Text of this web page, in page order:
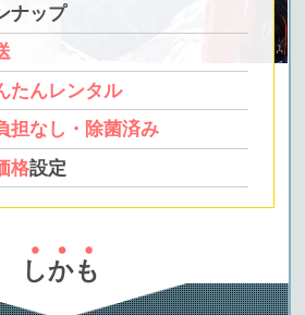
ナップ
たんレンタル
担なし・除菌済み
格設定
しかも